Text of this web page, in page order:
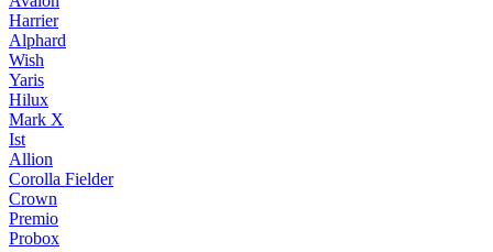
Harrier
Alphard
Wish
Yaris
Hilux
Mark X
Ist
Allion
Corolla Fielder
Crown
Premio
Probox